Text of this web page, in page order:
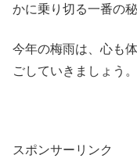
かに乗り切る一番の
今年の梅雨は、心も
ごしていきましょう。
スポンサーリンク